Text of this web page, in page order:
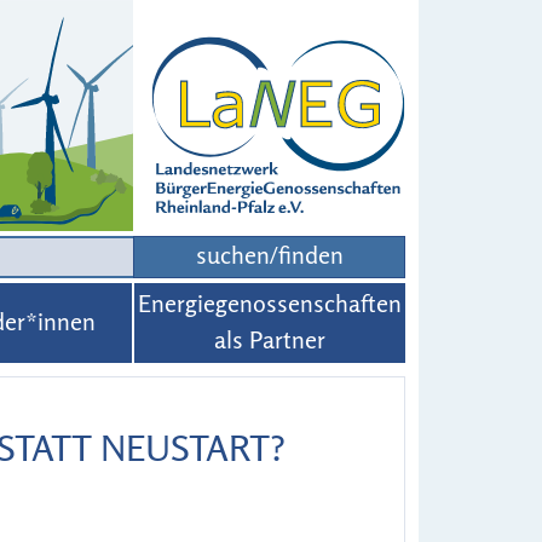
suchen/finden
Energiegenossenschaften
als Partner
NEUSTART?